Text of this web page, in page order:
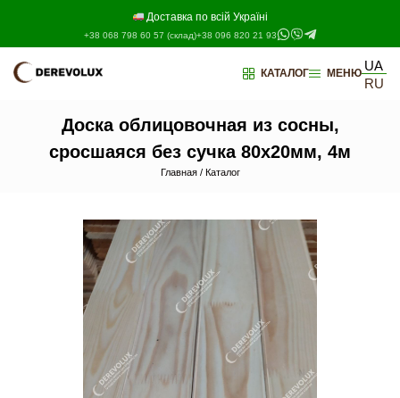
Доставка по всій Україні
+38 068 798 60 57 (склад)+38 096 820 21 93
КАТАЛОГ МЕНЮ UA
RU
Доска облицовочная из сосны,
сросшаяся без сучка 80х20мм, 4м
Главная/ Каталог